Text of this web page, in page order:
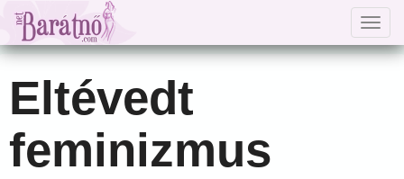
Eltévedt
feminizmus